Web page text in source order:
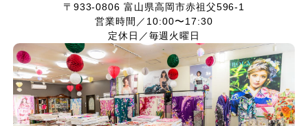
〒933-0806 富山県高岡市赤祖父596-1
営業時間／10:00〜17:30
定休日／毎週火曜日